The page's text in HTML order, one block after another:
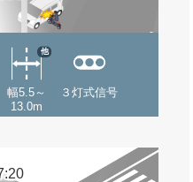
幅5.5～
13.0m
他
３灯式信号